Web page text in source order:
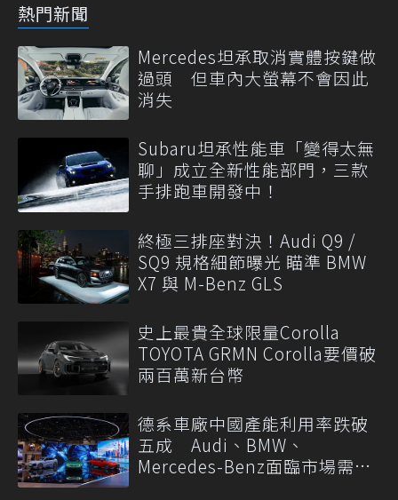
熱門新聞
Mercedes坦承取消實體按鍵做
過頭 但車內大螢幕不會因此
消失
Subaru坦承性能車「變得太無
聊」成立全新性能部門，三款
手排跑車開發中！
終極三排座對決！Audi Q9 /
SQ9 規格細節曝光 瞄準 BMW
X7 與 M-Benz GLS
史上最貴全球限量Corolla
TOYOTA GRMN Corolla要價破
兩百萬新台幣
德系車廠中國產能利用率跌破
五成 Audi、BMW、
Mercedes-Benz面臨市場需求